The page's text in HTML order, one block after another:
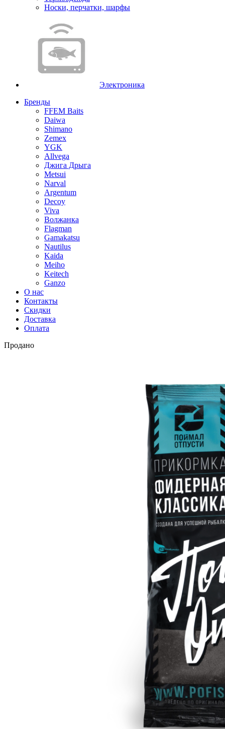
Носки, перчатки, шарфы
Электроника
Бренды
FFEM Baits
Daiwa
Shimano
Zemex
YGK
Allvega
Джига Дрыга
Metsui
Narval
Argentum
Decoy
Viva
Волжанка
Flagman
Gamakatsu
Nautilus
Kaida
Meiho
Keitech
Ganzo
О нас
Контакты
Скидки
Доставка
Оплата
Продано